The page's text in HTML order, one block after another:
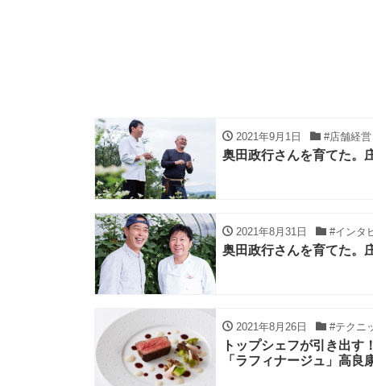
2021年9月1日 #店舗経営
奥田政行さんを育てた。
2021年8月31日 #インタ
奥田政行さんを育てた。
2021年8月26日 #テクニ
トップシェフが引き出
「ラフィナージュ」高良